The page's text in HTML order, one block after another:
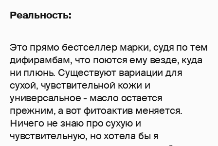
Реальность:
Это прямо бестселлер марки, судя по тем
дифирамбам, что поются ему везде, куда
ни плюнь. Существуют вариации для
сухой, чувствительной кожи и
универсальное - масло остается
прежним, а вот фитоактив меняется.
Ничего не знаю про сухую и
чувствительную, но хотела бы я